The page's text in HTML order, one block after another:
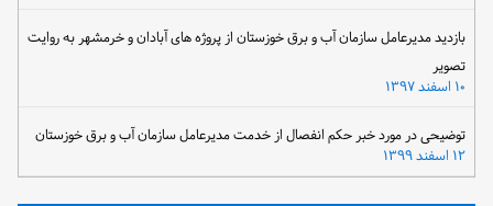
بازدید مدیرعامل سازمان آب و برق خوزستان از پروژه های آبادان و خرمشهر به روایت
تصویر
توضیحی در مورد خبر حکم انفصال از خدمت مدیرعامل سازمان آب و برق خوزستان
۱۲ اسفند ۱۳۹۹